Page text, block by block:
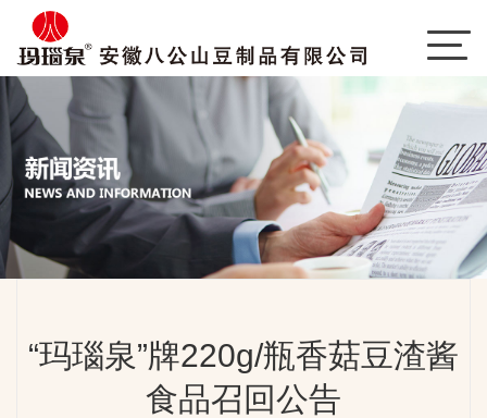
“玛瑙泉”牌220g/瓶香菇豆渣酱
食品召回公告